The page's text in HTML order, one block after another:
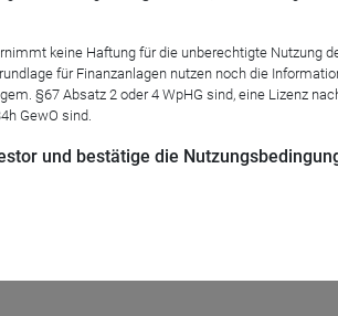
Wettbewerbsvorteile auch in
ausschütten. Gut laufen
können. Solche Unternehmen
keine Haftung für die unberechtigte
für Finanzanlagen nutzen noch die
§67 Absatz 2 oder 4 WpHG sind, eine Lizenz
GewO sind.
und bestätige die